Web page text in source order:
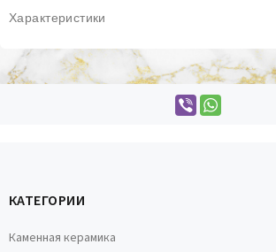
Характеристики
КАТЕГОРИИ
Каменная керамика